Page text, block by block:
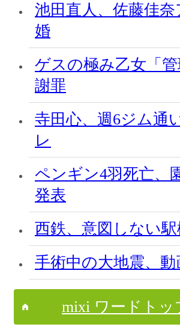
池田直人、佐藤佳
婚
ゲスの極み乙女「管
謝罪
寺田心、週6ジム通
レ
ペンギン4羽死亡、
発表
西鉄、意図しない
手術中の大地震、
mixi ワードトッ